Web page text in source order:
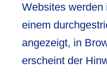
Websites werden
einem
angezeigt, in
erscheint der